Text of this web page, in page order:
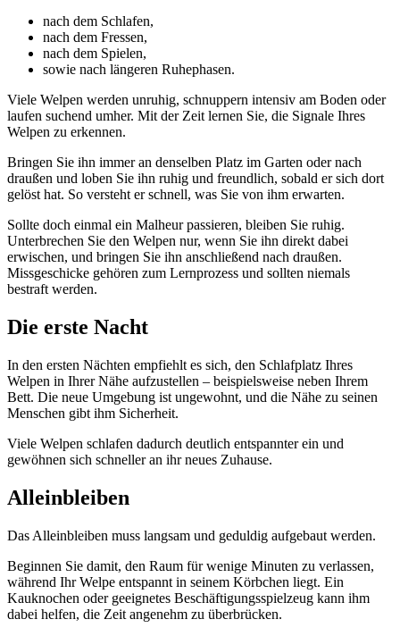
nach dem Schlafen,
nach dem Fressen,
nach dem Spielen,
sowie nach längeren Ruhephasen.
Viele Welpen werden unruhig, schnuppern intensiv am Boden oder
laufen suchend umher. Mit der Zeit lernen Sie, die Signale Ihres
Welpen zu erkennen.
Bringen Sie ihn immer an denselben Platz im Garten oder nach
draußen und loben Sie ihn ruhig und freundlich, sobald er sich dort
gelöst hat. So versteht er schnell, was Sie von ihm erwarten.
Sollte doch einmal ein Malheur passieren, bleiben Sie ruhig.
Unterbrechen Sie den Welpen nur, wenn Sie ihn direkt dabei
erwischen, und bringen Sie ihn anschließend nach draußen.
Missgeschicke gehören zum Lernprozess und sollten niemals
bestraft werden.
Die erste Nacht
In den ersten Nächten empfiehlt es sich, den Schlafplatz Ihres
Welpen in Ihrer Nähe aufzustellen – beispielsweise neben Ihrem
Bett. Die neue Umgebung ist ungewohnt, und die Nähe zu seinen
Menschen gibt ihm Sicherheit.
Viele Welpen schlafen dadurch deutlich entspannter ein und
gewöhnen sich schneller an ihr neues Zuhause.
Alleinbleiben
Das Alleinbleiben muss langsam und geduldig aufgebaut werden.
Beginnen Sie damit, den Raum für wenige Minuten zu verlassen,
während Ihr Welpe entspannt in seinem Körbchen liegt. Ein
Kauknochen oder geeignetes Beschäftigungsspielzeug kann ihm
dabei helfen, die Zeit angenehm zu überbrücken.